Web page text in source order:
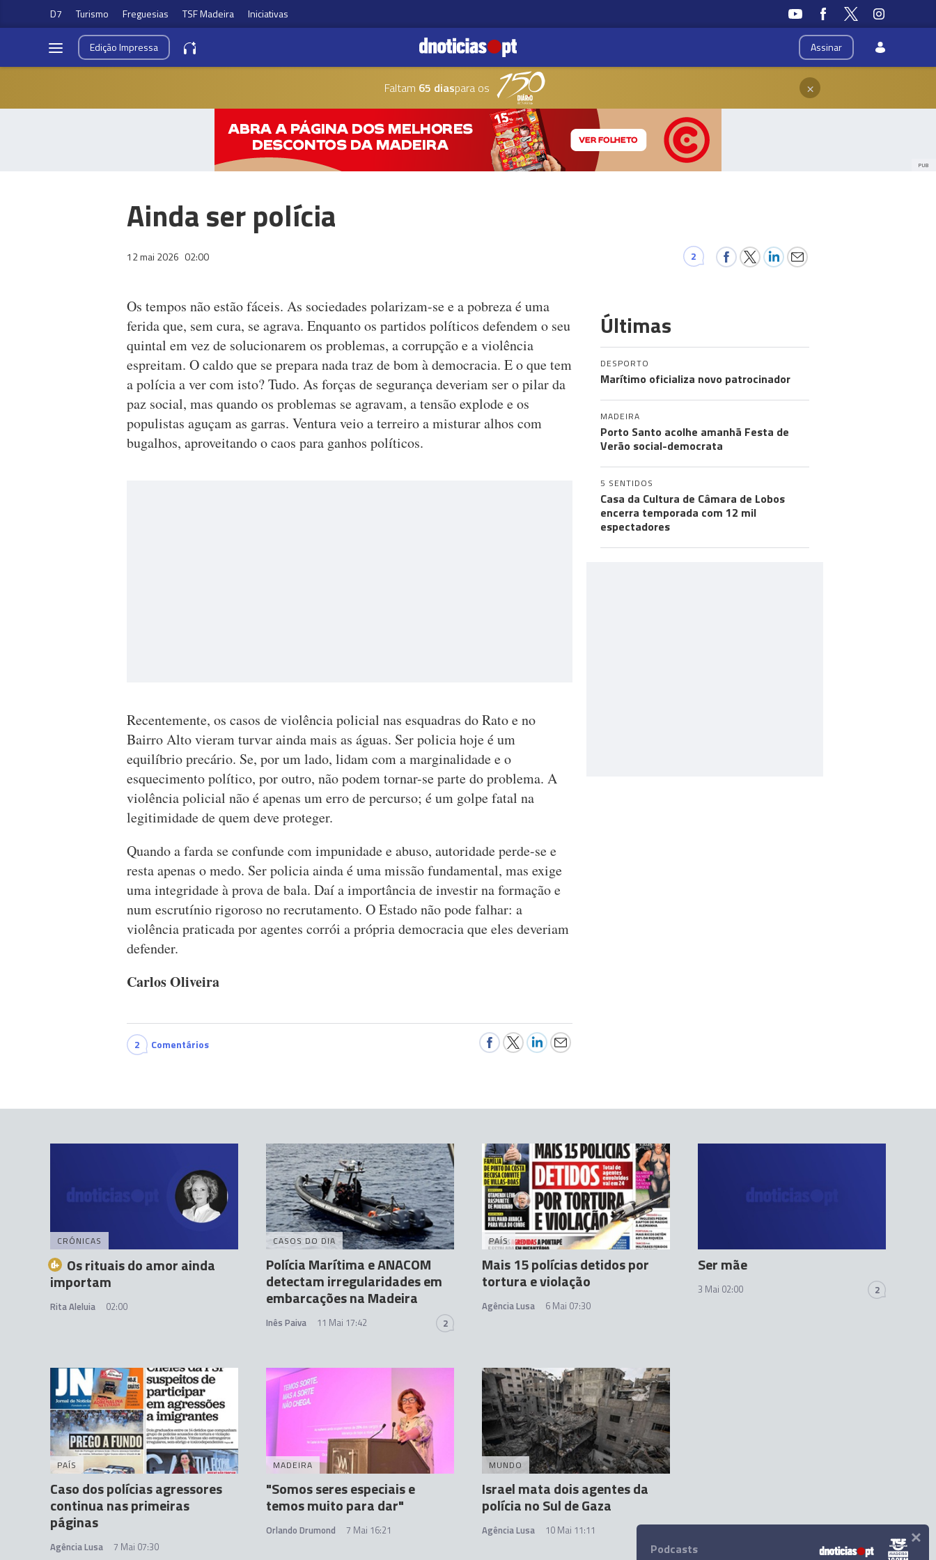
D7 Turismo Freguesias TSF Madeira Iniciativas
Assinar
EdiçãoImpressa
Faltam 65 diaspara os ×
PUB
Ainda ser polícia
12 mai 2026 02:00 2
Os tempos não estão fáceis. As sociedades polarizam-se e a pobreza é uma
ferida que, sem cura, se agrava. Enquanto os partidos políticos defendem o seu
quintal em vez de solucionarem os problemas, a corrupção e a violência
espreitam. O caldo que se prepara nada traz de bom à democracia. E o que tem
a polícia a ver com isto? Tudo. As forças de segurança deveriam ser o pilar da
paz social, mas quando os problemas se agravam, a tensão explode e os
populistas aguçam as garras. Ventura veio a terreiro a misturar alhos com
bugalhos, aproveitando o caos para ganhos políticos.
Recentemente, os casos de violência policial nas esquadras do Rato e no
Bairro Alto vieram turvar ainda mais as águas. Ser policia hoje é um
equilíbrio precário. Se, por um lado, lidam com a marginalidade e o
esquecimento político, por outro, não podem tornar-se parte do problema. A
violência policial não é apenas um erro de percurso; é um golpe fatal na
legitimidade de quem deve proteger.
Quando a farda se confunde com impunidade e abuso, autoridade perde-se e
resta apenas o medo. Ser policia ainda é uma missão fundamental, mas exige
uma integridade à prova de bala. Daí a importância de investir na formação e
num escrutínio rigoroso no recrutamento. O Estado não pode falhar: a
violência praticada por agentes corrói a própria democracia que eles deveriam
defender.
Carlos Oliveira
2 Comentários
Últimas
DESPORTO
Marítimo oficializa novo patrocinador
MADEIRA
Porto Santo acolhe amanhã Festa de
Verão social-democrata
5 SENTIDOS
Casa da Cultura de Câmara de Lobos
encerra temporada com 12 mil
espectadores
CRÓNICAS
Os rituais do amor ainda
importam
Rita Aleluia 02:00
CASOS DO DIA
Polícia Marítima e ANACOM
detectam irregularidades em
embarcações na Madeira
Inês Paiva 11 Mai 17:42 2
PAÍS
Mais 15 polícias detidos por
tortura e violação
Agência Lusa 6 Mai 07:30
Ser mãe
3 Mai 02:00 2
PAÍS
Caso dos polícias agressores
continua nas primeiras
páginas
Agência Lusa 7 Mai 07:30
MADEIRA
"Somos seres especiais e
temos muito para dar"
Orlando Drumond 7 Mai 16:21
MUNDO
Israel mata dois agentes da
polícia no Sul de Gaza
Agência Lusa 10 Mai 11:11
Podcasts ×